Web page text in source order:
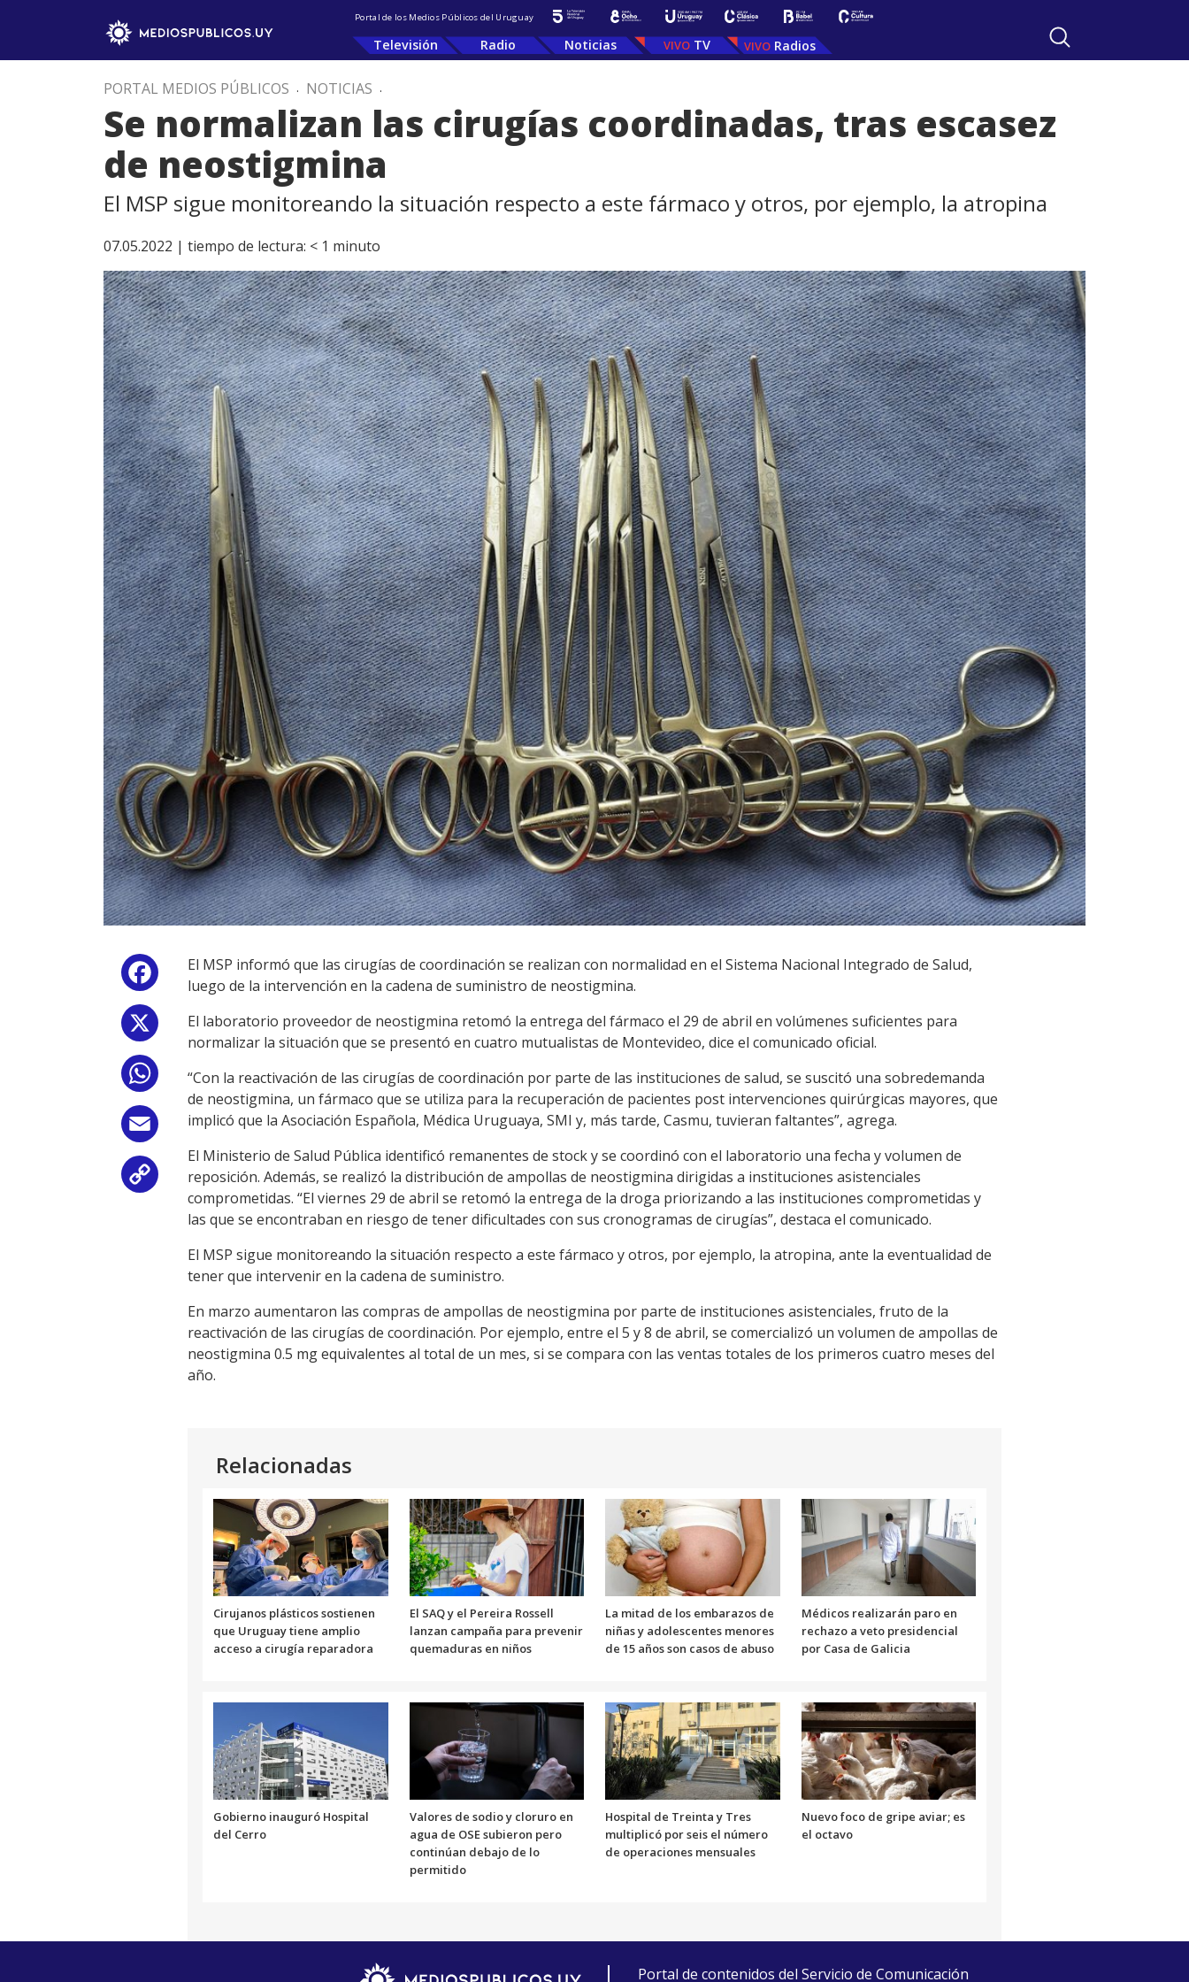
Portal de los Medios Públicos del Uruguay
Televisión Radio Noticias TV Radios
PORTAL MEDIOS PÚBLICOS . NOTICIAS .
Se normalizan las cirugías coordinadas, tras escasez
de neostigmina
El MSP sigue monitoreando la situación respecto a este fármaco y otros, por ejemplo, la atropina
07.05.2022 | tiempo de lectura: < 1 minuto
Facebook
WhatsApp
Email
Copy
Link
El MSP informó que las cirugías de coordinación se realizan con normalidad en el Sistema Nacional Integrado de Salud,
luego de la intervención en la cadena de suministro de neostigmina.
El laboratorio proveedor de neostigmina retomó la entrega del fármaco el 29 de abril en volúmenes suficientes para
normalizar la situación que se presentó en cuatro mutualistas de Montevideo, dice el comunicado oficial.
“Con la reactivación de las cirugías de coordinación por parte de las instituciones de salud, se suscitó una sobredemanda
de neostigmina, un fármaco que se utiliza para la recuperación de pacientes post intervenciones quirúrgicas mayores, que
implicó que la Asociación Española, Médica Uruguaya, SMI y, más tarde, Casmu, tuvieran faltantes”, agrega.
El Ministerio de Salud Pública identificó remanentes de stock y se coordinó con el laboratorio una fecha y volumen de
reposición. Además, se realizó la distribución de ampollas de neostigmina dirigidas a instituciones asistenciales
comprometidas. “El viernes 29 de abril se retomó la entrega de la droga priorizando a las instituciones comprometidas y
las que se encontraban en riesgo de tener dificultades con sus cronogramas de cirugías”, destaca el comunicado.
El MSP sigue monitoreando la situación respecto a este fármaco y otros, por ejemplo, la atropina, ante la eventualidad de
tener que intervenir en la cadena de suministro.
En marzo aumentaron las compras de ampollas de neostigmina por parte de instituciones asistenciales, fruto de la
reactivación de las cirugías de coordinación. Por ejemplo, entre el 5 y 8 de abril, se comercializó un volumen de ampollas de
neostigmina 0.5 mg equivalentes al total de un mes, si se compara con las ventas totales de los primeros cuatro meses del
año.
Relacionadas
Cirujanos plásticos sostienen
que Uruguay tiene amplio
acceso a cirugía reparadora
El SAQ y el Pereira Rossell
lanzan campaña para prevenir
quemaduras en niños
La mitad de los embarazos de
niñas y adolescentes menores
de 15 años son casos de abuso
Médicos realizarán paro en
rechazo a veto presidencial
por Casa de Galicia
Gobierno inauguró Hospital
del Cerro
Valores de sodio y cloruro en
agua de OSE subieron pero
continúan debajo de lo
permitido
Hospital de Treinta y Tres
multiplicó por seis el número
de operaciones mensuales
Nuevo foco de gripe aviar; es
el octavo
Portal de contenidos del Servicio de Comunicación